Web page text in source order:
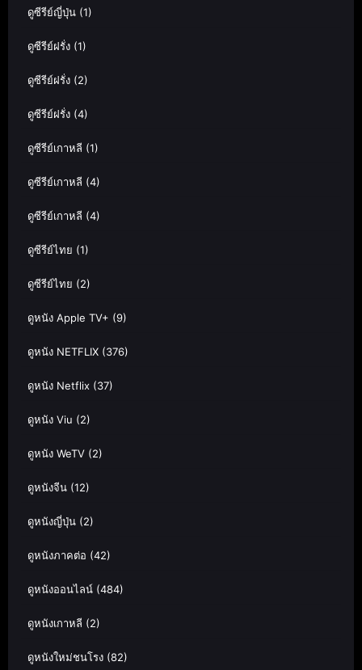
ดูซีรีย์ญี่ปุ่น (1)
ดูซีรีย์ฝรั่ง (1)
ดูซีรีย์ฝรั่ง (2)
ดูซีรีย์ฝรั่ง (4)
ดูซีรีย์เกาหลี (1)
ดูซีรีย์เกาหลี (4)
ดูซีรีย์เกาหลี (4)
ดูซีรีย์ไทย (1)
ดูซีรีย์ไทย (2)
ดูหนัง Apple TV+ (9)
ดูหนัง NETFLIX (376)
ดูหนัง Netflix (37)
ดูหนัง Viu (2)
ดูหนัง WeTV (2)
ดูหนังจีน (12)
ดูหนังญี่ปุ่น (2)
ดูหนังภาคต่อ (42)
ดูหนังออนไลน์ (484)
ดูหนังเกาหลี (2)
ดูหนังใหม่ชนโรง (82)